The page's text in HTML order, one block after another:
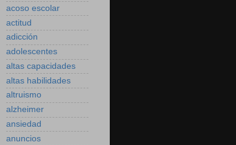
acoso escolar
actitud
adicción
adolescentes
altas capacidades
altas habilidades
altruismo
alzheimer
ansiedad
anuncios